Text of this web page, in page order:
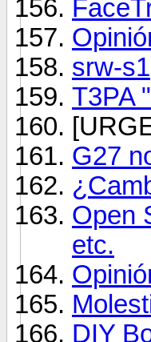
srw-s1
T3PA
G27
Open
etc.
DIY